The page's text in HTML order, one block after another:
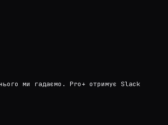
ми гадаємо. Pro+ отримує Slack